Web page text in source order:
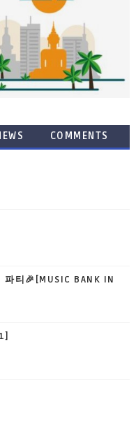
COMMENTS
파티🎉[MUSIC BANK IN